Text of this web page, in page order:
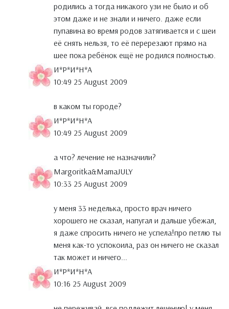
родились а тогда никакого узи не было и об
этом даже и не знали и ничего. даже если
пупавина во время родов затягивается и с шеи
её снять нельзя, то её перерезают прямо на
шее пока ребёнок ещё не родился полностью.
И*Р*И*Н*А
10:49 25 August 2009
в каком ты городе?
И*Р*И*Н*А
10:49 25 August 2009
а что? лечение не назначили?
Margoritka&MamaJULY
10:33 25 August 2009
у меня 33 неделька, просто врач ничего
хорошего не сказал, напугал и дальше убежал,
я даже спросить ничего не успела!про петлю ты
меня как-то успокоила, раз он ничего не сказал
так может и ничего...
И*Р*И*Н*А
10:16 25 August 2009